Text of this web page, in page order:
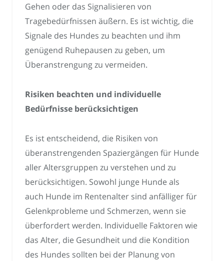
Gehen oder das Signalisieren von
Tragebedürfnissen äußern. Es ist wichtig, die
Signale des Hundes zu beachten und ihm
genügend Ruhepausen zu geben, um
Überanstrengung zu vermeiden.
Risiken beachten und individuelle
Bedürfnisse berücksichtigen
Es ist entscheidend, die Risiken von
überanstrengenden Spaziergängen für Hunde
aller Altersgruppen zu verstehen und zu
berücksichtigen. Sowohl junge Hunde als
auch Hunde im Rentenalter sind anfälliger für
Gelenkprobleme und Schmerzen, wenn sie
überfordert werden. Individuelle Faktoren wie
das Alter, die Gesundheit und die Kondition
des Hundes sollten bei der Planung von